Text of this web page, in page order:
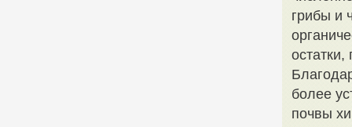
грибы и
более
почвы